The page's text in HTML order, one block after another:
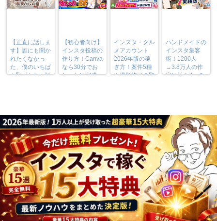
【正直に話しま
す】誰にも聞か
れたくなかっ
た、僕のいちば
ん恥ずかしい話
【初心者向け】
インスタ投稿の
作り方！Canva
なら30分でお
しゃれに完成
インスタ・グル
メアカウント
2026年版の稼
ぎ方！案件5種
や撮影許可の取
ハンドメイドの
インスタ集客
術！1200人
→3.8万人の作
家に学ぶ7つの